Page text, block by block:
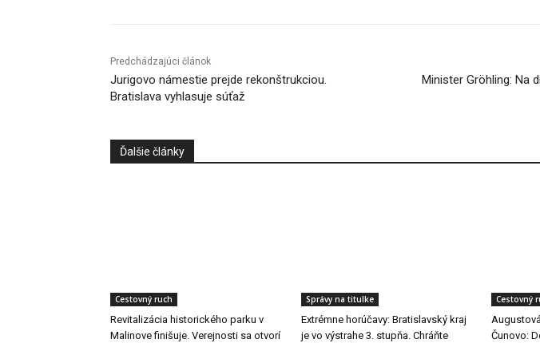
Predchádzajúci článok
Jurigovo námestie prejde rekonštrukciou.
Bratislava vyhlasuje súťaž
Minister Gröhling: Na
Ďalšie články
Cestovný ruch
Revitalizácia historického parku v
Malinove finišuje. Verejnosti sa otvorí
Správy na titulke
Extrémne horúčavy: Bratislavský kraj
je vo výstrahe 3. stupňa. Chráňte
Cestovný
Čunovo: